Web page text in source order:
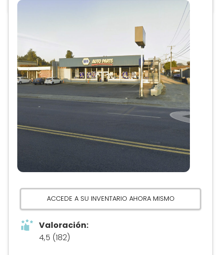
ACCEDE A SU INVENTARIO AHORA MISMO
Valoración:
4,5 (182)